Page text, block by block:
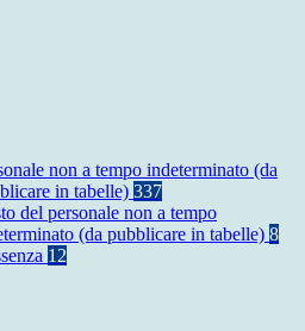
non a tempo indeterminato (da
in tabelle) 337
del personale non a tempo
(da pubblicare in tabelle) 8
12